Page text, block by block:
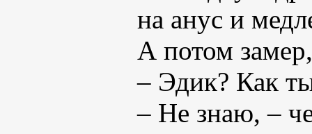
на анус и
А потом
– Эдик? Как
– Не знаю, –